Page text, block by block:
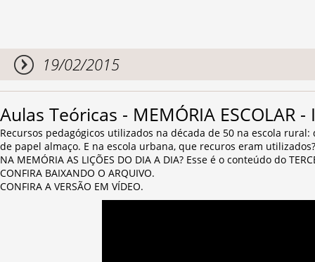
19/02/2015
Aulas Teóricas - MEMÓRIA ESCOLAR -
Recursos pedagógicos utilizados na década de 50 na escola
de papel almaço. E na escola urbana, que recuros eram utilizados?
NA MEMÓRIA AS LIÇÕES DO DIA A DIA? Esse é o conteúdo do
CONFIRA BAIXANDO O ARQUIVO.
CONFIRA A VERSÃO EM VÍDEO.